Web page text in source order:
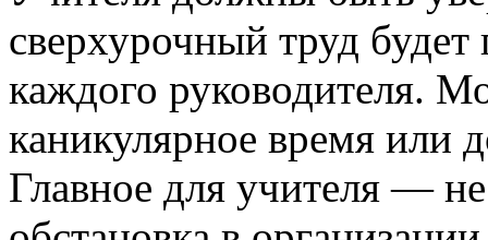
сверхурочный труд
каждого руководителя.
каникулярное время или
Главное для учителя —